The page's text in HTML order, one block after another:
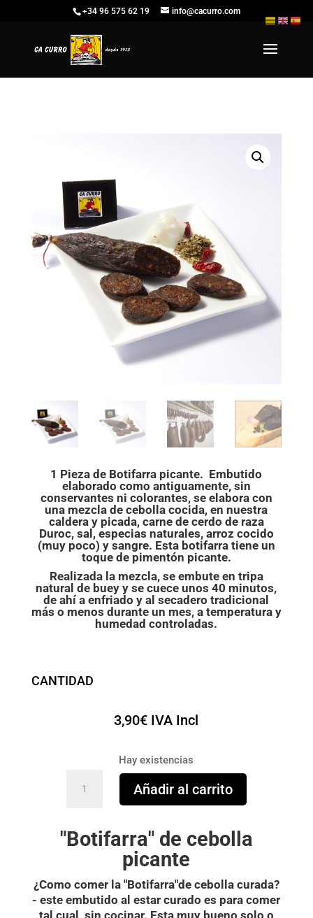
+34 96 575 62 19 info@cacurro.com
1 Pieza de Botifarra picante. Embutido
elaborado como antiguamente, sin
conservantes ni colorantes, se elabora con
una mezcla de cebolla cocida, en nuestra
caldera y picada, carne de cerdo de raza
Duroc, sal, especias naturales, arroz cocido
(muy poco) y sangre. Esta botifarra tiene un
toque de pimentón picante.
Realizada la mezcla, se embute en tripa
natural de buey y se cuece unos 40 minutos,
de ahí a enfriado y al secadero tradicional
más o menos durante un mes, a temperatura y
humedad controladas.
CANTIDAD
3,90€ IVA Incl
Hay existencias
(Morcilla
Añadir al carrito
"Botifarra" de cebolla
picante
¿Como comer la "Botifarra"de cebolla curada?
- este embutido al estar curado es para comer